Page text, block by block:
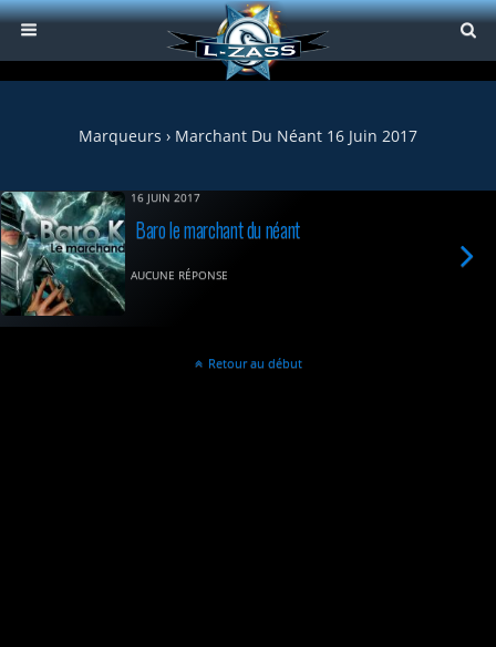
Marqueurs › Marchant Du Néant 16 Juin 2017
16 JUIN 2017
Baro le marchant du néant
AUCUNE RÉPONSE
Retour au début